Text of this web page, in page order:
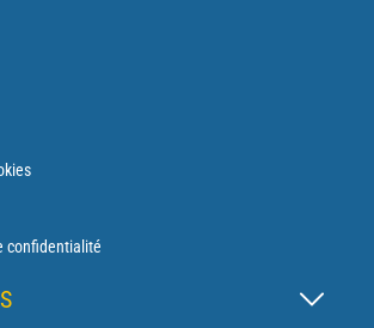
confidentialité